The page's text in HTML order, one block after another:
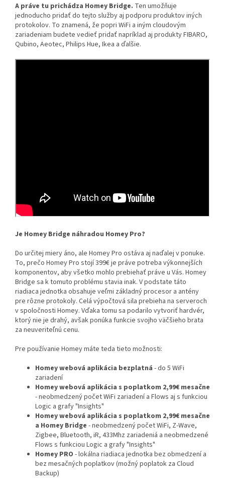
A práve tu prichádza Homey Bridge. Ten umožňuje
jednoducho pridať do tejto služby aj podporu produktov iných
protokolov. To znamená, že popri WiFi a iným cloudovým
zariadeniam budete vedieť pridať napríklad aj produkty FIBARO,
Qubino, Aeotec, Philips Hue, Ikea a ďalšie.
Je Homey Bridge náhradou Homey Pro?
Do určitej miery áno, ale Homey Pro ostáva aj naďalej v ponuke.
To, prečo Homey Pro stojí 399€ je práve potreba výkonnejších
komponentov, aby všetko mohlo prebiehať práve u Vás. Homey
Bridge sa k tomuto problému stavia inak. V podstate táto
riadiaca jednotka obsahuje veľmi základný procesor a antény
pre rôzne protokoly. Celá výpočtová sila prebieha na serveroch
v spoločnosti Homey. Vďaka tomu sa podarilo vytvoriť hardvér,
ktorý nie je drahý, avšak ponúka funkcie svojho väčšieho brata
za neuveriteľnú cenu.
Pre používanie Homey máte teda tieto možnosti:
Homey webová aplikácia bezplatná - do 5 WiFi
zariadení
Homey webová aplikácia s poplatkom 2,99€ mesačne
- neobmedzený počet WiFi zariadení a Flows aj s funkciou
Logic a grafy "Insights"
Homey webová aplikácia s poplatkom 2,99€ mesačne
a Homey Bridge - neobmedzený počet WiFi, Z-Wave,
Zigbee, Bluetooth, iR, 433Mhz zariadeniá a neobmedzené
Flows s funkciou Logic a grafy "Insights"
Homey PRO - lokálna riadiaca jednotka bez obmedzení a
bez mesačných poplatkov (možný poplatok za Cloud
Backup)